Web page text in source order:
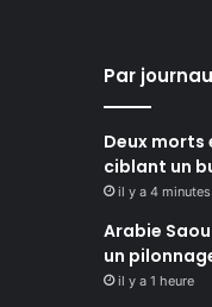
Par
Deux morts
ciblant un
il y a 4 minutes
Arabie
un
il y a 1 heure